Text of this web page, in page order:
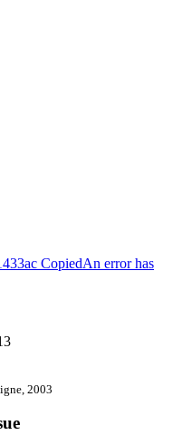
CopiedAn error has
2003